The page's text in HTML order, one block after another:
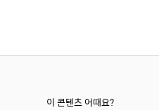
이 콘텐츠 어때요?